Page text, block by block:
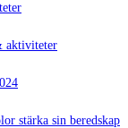
aktiviteter
stärka sin beredskap